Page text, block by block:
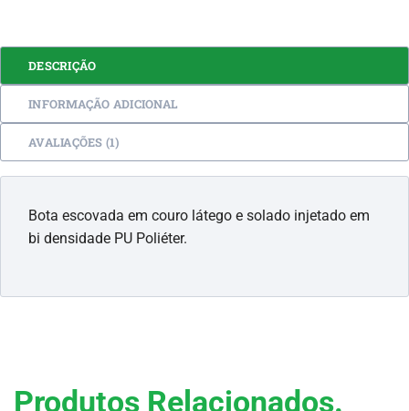
DESCRIÇÃO
INFORMAÇÃO ADICIONAL
AVALIAÇÕES (1)
Bota escovada em couro látego e solado injetado em
bi densidade PU Poliéter.
Produtos Relacionados.